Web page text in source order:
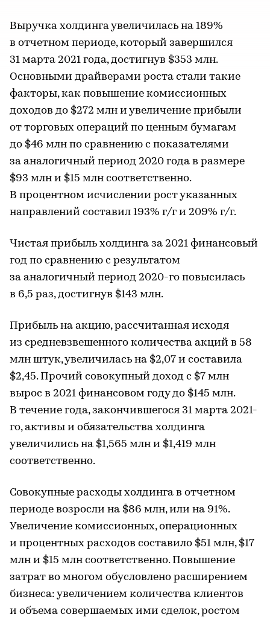
Выручка холдинга увеличилась на 189%
в отчетном периоде, который завершился
31 марта 2021 года, достигнув $353 млн.
Основными драйверами роста стали такие
факторы, как повышение комиссионных
доходов до $272 млн и увеличение прибыли
от торговых операций по ценным бумагам
до $46 млн по сравнению с показателями
за аналогичный период 2020 года в размере
$93 млн и $15 млн соответственно.
В процентном исчислении рост указанных
направлений составил 193% г/г и 209% г/г.
Чистая прибыль холдинга за 2021 финансовый
год по сравнению с результатом
за аналогичный период 2020-го повысилась
в 6,5 раз, достигнув $143 млн.
Прибыль на акцию, рассчитанная исходя
из средневзвешенного количества акций в 58
млн штук, увеличилась на $2,07 и составила
$2,45. Прочий совокупный доход с $7 млн
вырос в 2021 финансовом году до $145 млн.
В течение года, закончившегося 31 марта 2021-
го, активы и обязательства холдинга
увеличились на $1,565 млн и $1,419 млн
соответственно.
Совокупные расходы холдинга в отчетном
периоде возросли на $86 млн, или на 91%.
Увеличение комиссионных, операционных
и процентных расходов составило $51 млн, $17
млн и $15 млн соответственно. Повышение
затрат во многом обусловлено расширением
бизнеса: увеличением количества клиентов
и объема совершаемых ими сделок, ростом